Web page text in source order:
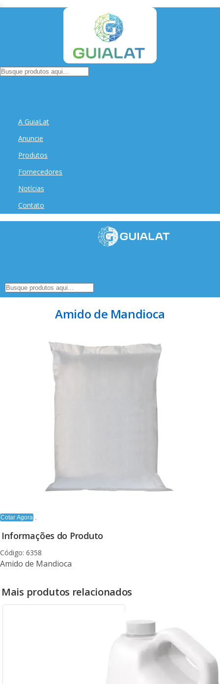
A GuiaLat
Anuncie
Produtos
Fornecedores
Notícias
Contato
Amido de Mandioca
Cotar Agora
Informações do Produto
Código: 6358
Amido de Mandioca
Mais produtos relacionados